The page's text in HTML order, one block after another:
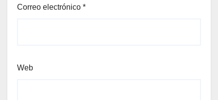
Correo electrónico *
Web